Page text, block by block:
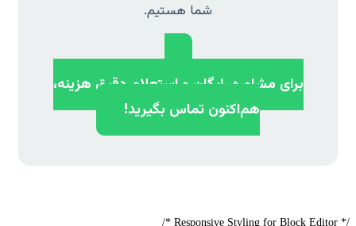
شما هستیم.
برای مشاوره رایگان و استعلام دقیق هزینه،
هم‌اکنون تماس بگیرید!